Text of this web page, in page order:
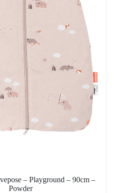
– Playground – 90cm –
Powder